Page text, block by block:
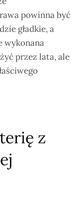
powinna być
gładkie, a
wykonana
przez lata, ale
z